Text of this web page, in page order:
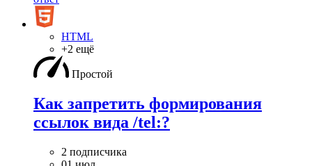
HTML
+2 ещё
Простой
Как запретить формирования
ссылок вида /tel:?
2 подписчика